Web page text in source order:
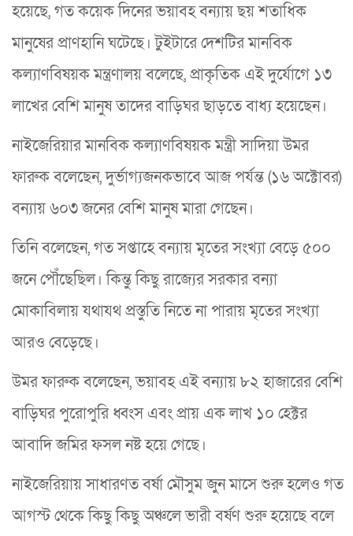
হয়েছে, গত কয়েক দিনের ভয়াবহ বন্যায় ছয় শতাধিক
মানুষের প্রাণহানি ঘটেছে। টুইটারে দেশটির মানবিক
কল্যাণবিষয়ক মন্ত্রণালয় বলেছে, প্রাকৃতিক এই দুর্যোগে ১৩
লাখের বেশি মানুষ তাদের বাড়িঘর ছাড়তে বাধ্য হয়েছেন।
নাইজেরিয়ার মানবিক কল্যাণবিষয়ক মন্ত্রী সাদিয়া উমর
ফারুক বলেছেন, দুর্ভাগ্যজনকভাবে আজ পর্যন্ত (১৬ অক্টোবর)
বন্যায় ৬০৩ জনের বেশি মানুষ মারা গেছেন।
তিনি বলেছেন, গত সপ্তাহে বন্যায় মৃতের সংখ্যা বেড়ে ৫০০
জনে পৌঁছেছিল। কিন্তু কিছু রাজ্যের সরকার বন্যা
মোকাবিলায় যথাযথ প্রস্তুতি নিতে না পারায় মৃতের সংখ্যা
আরও বেড়েছে।
উমর ফারুক বলেছেন, ভয়াবহ এই বন্যায় ৮২ হাজারের বেশি
বাড়িঘর পুরোপুরি ধ্বংস এবং প্রায় এক লাখ ১০ হেক্টর
আবাদি জমির ফসল নষ্ট হয়ে গেছে।
নাইজেরিয়ায় সাধারণত বর্ষা মৌসুম জুন মাসে শুরু হলেও গত
আগস্ট থেকে কিছু কিছু অঞ্চলে ভারী বর্ষণ শুরু হয়েছে বলে